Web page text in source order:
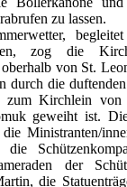
zu lassen.
zog die
von St.
durch die
zum Kirchlein
geweiht ist.
Ministranten/
die
der
die